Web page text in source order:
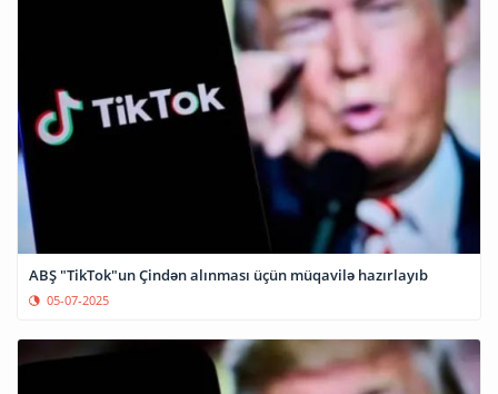
ABŞ "TikTok"un Çindən alınması üçün müqavilə hazırlayıb
05-07-2025